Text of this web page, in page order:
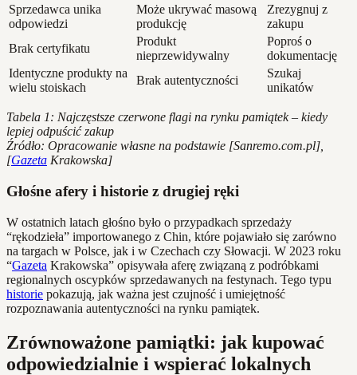
Sprzedawca unika
odpowiedzi
Może ukrywać masową
produkcję
Zrezygnuj z
zakupu
Brak certyfikatu
Produkt
nieprzewidywalny
Poproś o
dokumentację
Identyczne produkty na
wielu stoiskach
Brak autentyczności
Szukaj
unikatów
Tabela 1: Najczęstsze czerwone flagi na rynku pamiątek – kiedy
lepiej odpuścić zakup
Źródło: Opracowanie własne na podstawie [Sanremo.com.pl],
[Gazeta Krakowska]
Głośne afery i historie z drugiej ręki
W ostatnich latach głośno było o przypadkach sprzedaży
“rękodzieła” importowanego z Chin, które pojawiało się zarówno
na targach w Polsce, jak i w Czechach czy Słowacji. W 2023 roku
“Gazeta Krakowska” opisywała aferę związaną z podróbkami
regionalnych oscypków sprzedawanych na festynach. Tego typu
historie pokazują, jak ważna jest czujność i umiejętność
rozpoznawania autentyczności na rynku pamiątek.
Zrównoważone pamiątki: jak kupować
odpowiedzialnie i wspierać lokalnych